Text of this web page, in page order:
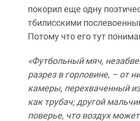
покорил еще одну
тбилисскими
Потому что его тут
«Футбольный мяч,
разрез в горловине, – от
камеры, перехваченный
как трубач; другой
поверье, что воздух